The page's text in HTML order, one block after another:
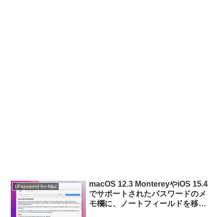
1Password-for-Mac
macOS 12.3 MontereyやiOS 15.4
でサポートされたパスワードのメ
モ欄に、ノートフィールドを移行